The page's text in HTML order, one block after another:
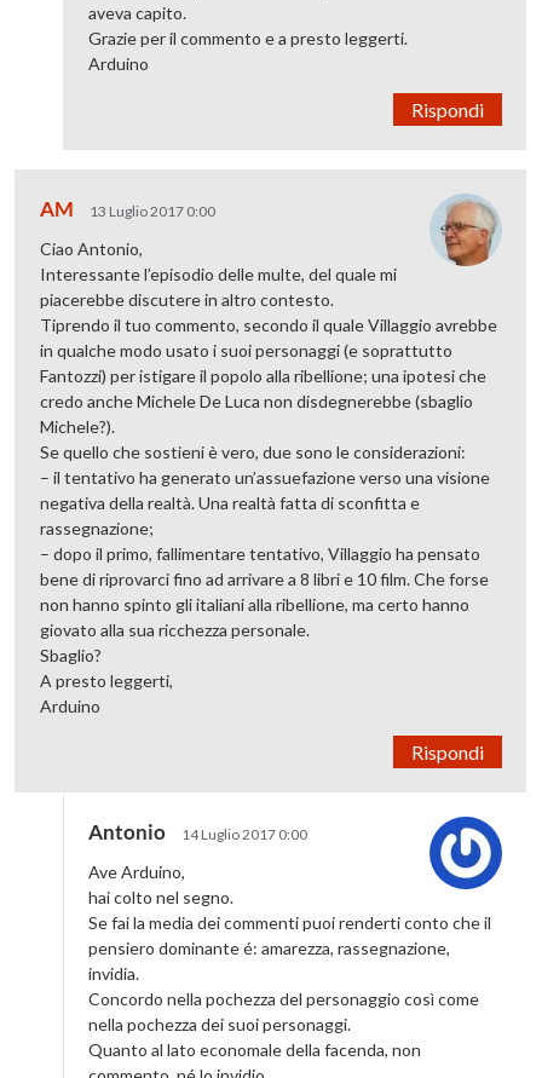
aveva capito.
Grazie per il commento e a presto leggerti.
Arduino
Rispondi
AM 13 Luglio 2017 0:00
Ciao Antonio,
Interessante l’episodio delle multe, del quale mi
piacerebbe discutere in altro contesto.
Tiprendo il tuo commento, secondo il quale Villaggio avrebbe
in qualche modo usato i suoi personaggi (e soprattutto
Fantozzi) per istigare il popolo alla ribellione; una ipotesi che
credo anche Michele De Luca non disdegnerebbe (sbaglio
Michele?).
Se quello che sostieni è vero, due sono le considerazioni:
– il tentativo ha generato un’assuefazione verso una visione
negativa della realtà. Una realtà fatta di sconfitta e
rassegnazione;
– dopo il primo, fallimentare tentativo, Villaggio ha pensato
bene di riprovarci fino ad arrivare a 8 libri e 10 film. Che forse
non hanno spinto gli italiani alla ribellione, ma certo hanno
giovato alla sua ricchezza personale.
Sbaglio?
A presto leggerti,
Arduino
Rispondi
Antonio 14 Luglio 2017 0:00
Ave Arduino,
hai colto nel segno.
Se fai la media dei commenti puoi renderti conto che il
pensiero dominante é: amarezza, rassegnazione,
invidia.
Concordo nella pochezza del personaggio così come
nella pochezza dei suoi personaggi.
Quanto al lato economale della facenda, non